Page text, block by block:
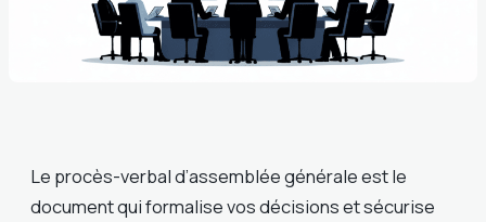
Le procès-verbal d’assemblée générale est le
document qui formalise vos décisions et sécurise